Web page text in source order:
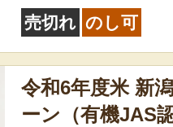
売切れ のし可
令和6年度米 新
ーン（有機JAS